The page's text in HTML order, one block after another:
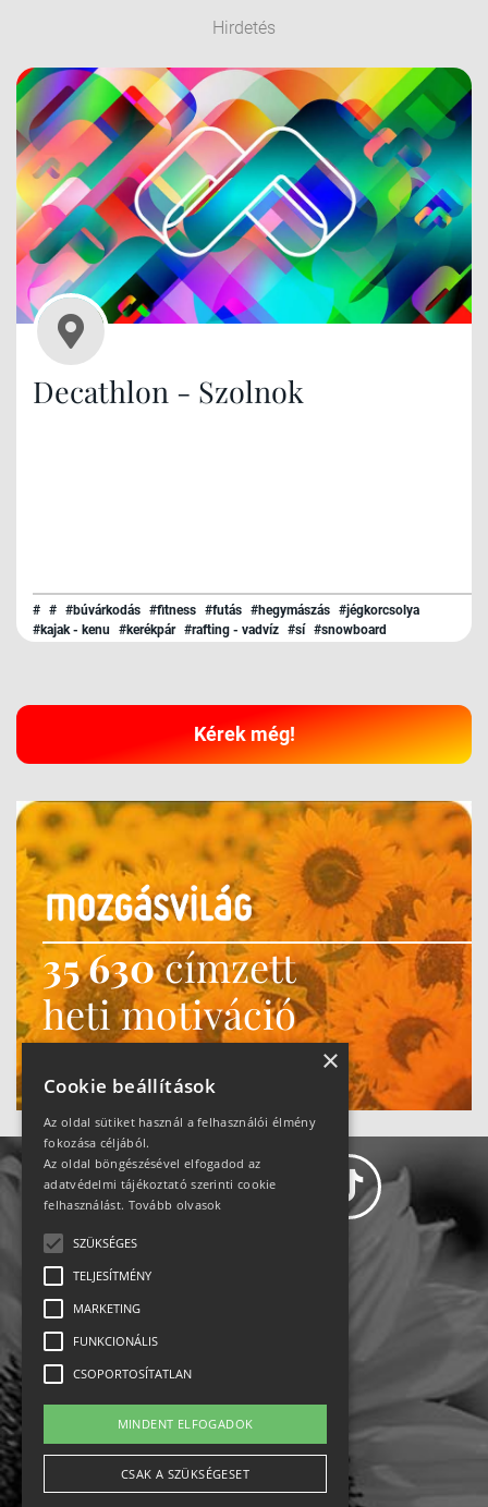
Hirdetés
Decathlon - Szolnok
# # #búvárkodás #fitness #futás #hegymászás #jégkorcsolya
#kajak - kenu
#kerékpár #rafting - vadvíz #sí #snowboard
Kérek még!
35 630címzett
heti motiváció
Ne maradj le!
Impresszum-kapcsolat
Jogi nyilatkozat
Rólunk
×
Cookie beállítások
Az oldal sütiket használ a felhasználói élmény
fokozása céljából.
Az oldal böngészésével elfogadod az
adatvédelmi tájékoztató szerinti cookie
felhasználást. Tovább olvasok
SZÜKSÉGES
TELJESÍTMÉNY
MARKETING
FUNKCIONÁLIS
CSOPORTOSÍTATLAN
MINDENT ELFOGADOK
CSAK A SZÜKSÉGESET